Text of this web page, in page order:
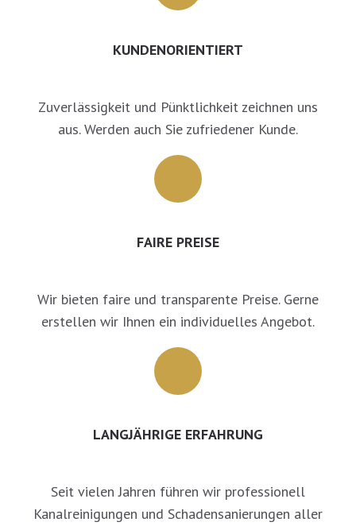
KUNDENORIENTIERT
Zuverlässigkeit und Pünktlichkeit zeichnen uns
aus. Werden auch Sie zufriedener Kunde.
FAIRE PREISE
Wir bieten faire und transparente Preise. Gerne
erstellen wir Ihnen ein individuelles Angebot.
LANGJÄHRIGE ERFAHRUNG
Seit vielen Jahren führen wir professionell
Kanalreinigungen und Schadensanierungen aller